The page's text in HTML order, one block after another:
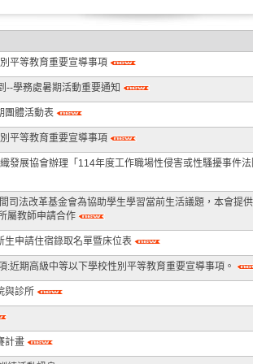
平等教育重要宣導事項
--學務處暑期活動重要通知
團體活動表
平等教育重要宣導事項
發展協會辦理「114年度工作職場性侵害或性騷擾事件
司法改革基金會為協助學生學習當前生活議題，本會提
屬教師申請合作
生申請住宿錄取名單暨床位表
:近期高級中等以下學校性別平等教育重要宣導事項。
與診所
計畫